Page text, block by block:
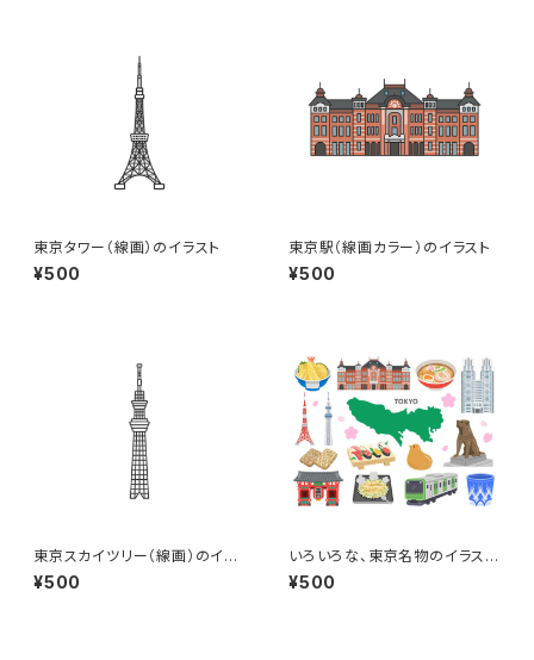
東京タワー（線画）のイラスト
¥500
東京駅（線画カラー）のイラスト
¥500
東京スカイツリー（線画）のイラ
スト
¥500
いろいろな、東京名物のイラスト
セット
¥500